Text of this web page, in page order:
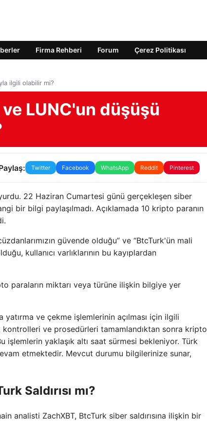
Firma Rehberi Forum Çerez Politikası
ilgili olabilir mi?
LUNC'un düşüşü
Twitter Facebook WhatsApp Reddit Pinterest
22 Haziran Cumartesi günü gerçekleşen siber
bir bilgi paylaşılmadı. Açıklamada 10 kripto paranın
güvende olduğu” ve “BtcTurk'ün mali
kullanıcı varlıklarının bu kayıplardan
paraların miktarı veya türüne ilişkin bilgiye yer
ve çekme işlemlerinin açılması için ilgili
kontrolleri ve prosedürleri tamamlandıktan sonra kripto
işlemlerin yaklaşık altı saat sürmesi bekleniyor. Türk
etmektedir. Mevcut durumu bilgilerinize sunar,
Saldırısı mı?
analisti ZachXBT, BtcTurk siber saldırısına ilişkin bir